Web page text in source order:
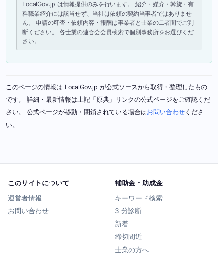
LocalGov.jp は情報提供のみを行います。 紹介・媒介・斡旋・有
料職業紹介には該当せず、当社は依頼の契約当事者ではありませ
ん。 申請の可否・依頼内容・報酬は事業者と士業の二者間でご判
断ください。 各士業の連合会会員検索で個別事務所をお選びくだ
さい。
このページの情報は LocalGov.jp が公式ソースから取得・整理したもの
です。 詳細・最新情報は上記「原典」リンクの公式ページをご確認くだ
さい。 公式ページが移動・閉鎖されている場合はお問い合わせ くださ
い。
このサイトについて
運営者情報
お問い合わせ
補助金・助成金
キーワード検索
3 分診断
新着
締切間近
士業の方へ